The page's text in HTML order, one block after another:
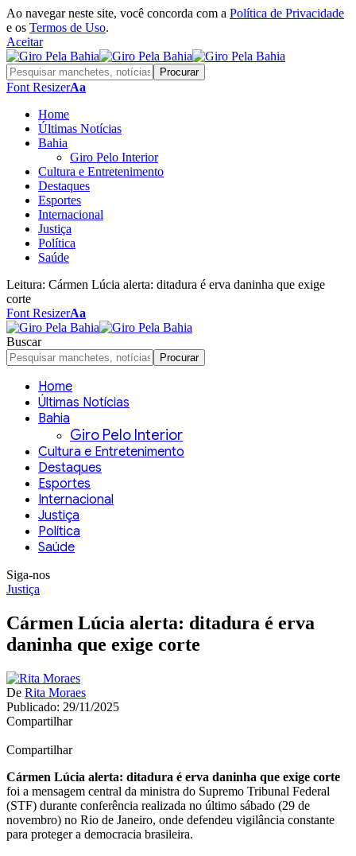
Ao navegar neste site, você concorda com a Política de Privacidade
e os Termos de Uso.
Aceitar
Font ResizerAa
Home
Últimas Notícias
Bahia
Giro Pelo Interior
Cultura e Entretenimento
Destaques
Esportes
Internacional
Justiça
Política
Saúde
Leitura: Cármen Lúcia alerta: ditadura é erva daninha que exige
corte
Font ResizerAa
Buscar
Home
Últimas Notícias
Bahia
Giro Pelo Interior
Cultura e Entretenimento
Destaques
Esportes
Internacional
Justiça
Política
Saúde
Siga-nos
Justiça
Cármen Lúcia alerta: ditadura é erva
daninha que exige corte
De Rita Moraes
Publicado: 29/11/2025
Compartilhar
Compartilhar
Cármen Lúcia alerta: ditadura é erva daninha que exige corte
foi a mensagem central da ministra do Supremo Tribunal Federal
(STF) durante conferência realizada no último sábado (29 de
novembro) no Rio de Janeiro, onde defendeu vigilância constante
para proteger a democracia brasileira.